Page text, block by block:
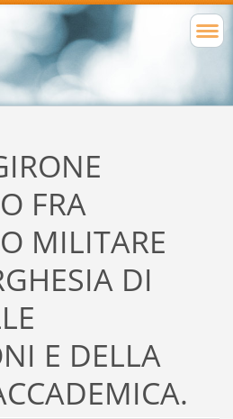
FRA
MILITARE
DI
E DELLA